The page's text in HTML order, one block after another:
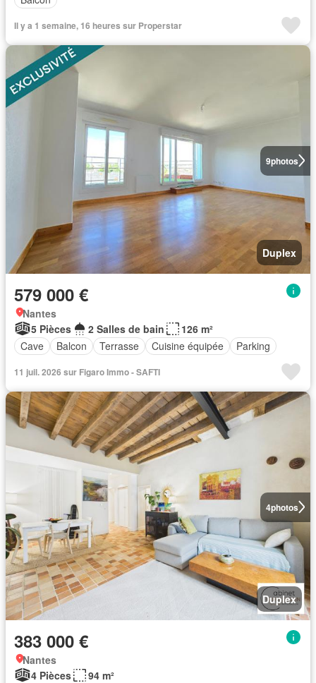
Il y a 1 semaine, 16 heures sur Properstar
9photos
Duplex
579 000 €
Nantes
5 Pièces
2 Salles de bain
126 m²
Cave
Balcon Terrasse Cuisine équipée Parking
11 juil. 2026 sur Figaro Immo - SAFTI
4photos
Duplex
383 000 €
Nantes
4 Pièces
94 m²